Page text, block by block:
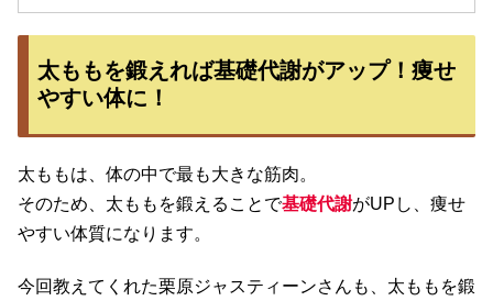
太ももを鍛えれば基礎代謝がアップ！痩せ
やすい体に！
太ももは、体の中で最も大きな筋肉。
そのため、太ももを鍛えることで基礎代謝がUPし、痩せ
やすい体質になります。
今回教えてくれた栗原ジャスティーンさんも、太ももを鍛